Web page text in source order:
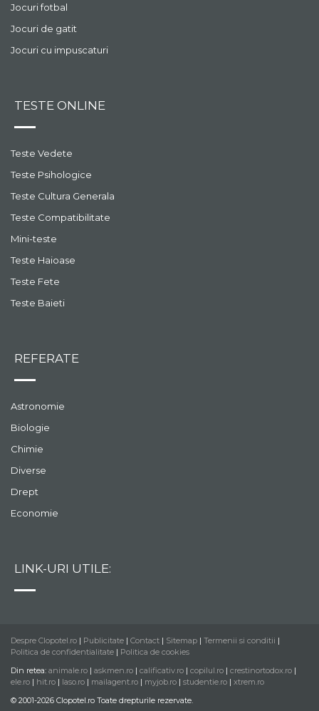
Jocuri fotbal
Jocuri de gatit
Jocuri cu impuscaturi
TESTE ONLINE
Teste Vedete
Teste Psihologice
Teste Cultura Generala
Teste Compatibilitate
Mini-teste
Teste Haioase
Teste Fete
Teste Baieti
REFERATE
Astronomie
Biologie
Chimie
Diverse
Drept
Economie
LINK-URI UTILE:
Despre Clopotel.ro | Publicitate | Contact | Sitemap | Termenii si conditii |
Politica de confidentialitate | Politica de cookies
Din retea: animale.ro | askmen.ro | calificativ.ro | copilul.ro | crestinortodox.ro |
ele.ro | hit.ro | laso.ro | mailagent.ro | myjob.ro | studentie.ro | xtrem.ro
© 2001-2026 Clopotel.ro Toate drepturile rezervate.